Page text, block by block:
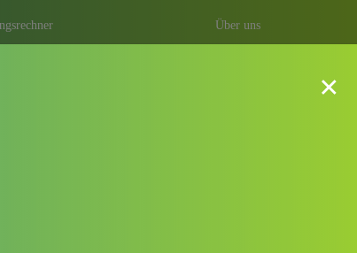
Über uns
Baufi Ludwigsburg – ihrem
Region Ludwigsburg.
×